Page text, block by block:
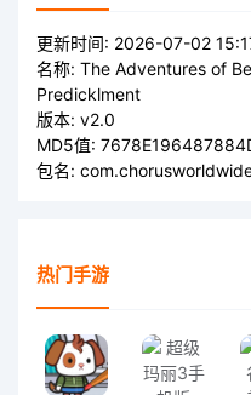
更新时间: 2026-07-02
名称: The Adventures of
Predicklment
版本: v2.0
MD5值:
包名:
热门手游